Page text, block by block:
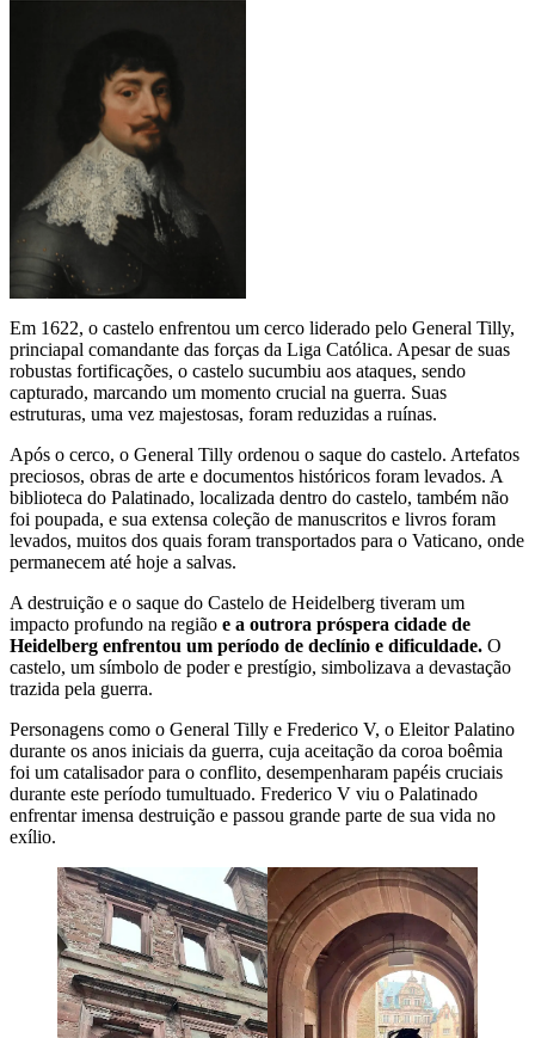
Em 1622, o castelo enfrentou um cerco liderado pelo General Tilly,
princiapal comandante das forças da Liga Católica. Apesar de suas
robustas fortificações, o castelo sucumbiu aos ataques, sendo
capturado, marcando um momento crucial na guerra. Suas
estruturas, uma vez majestosas, foram reduzidas a ruínas.
Após o cerco, o General Tilly ordenou o saque do castelo. Artefatos
preciosos, obras de arte e documentos históricos foram levados. A
biblioteca do Palatinado, localizada dentro do castelo, também não
foi poupada, e sua extensa coleção de manuscritos e livros foram
levados, muitos dos quais foram transportados para o Vaticano, onde
permanecem até hoje a salvas.
A destruição e o saque do Castelo de Heidelberg tiveram um
impacto profundo na região e a outrora próspera cidade de
Heidelberg enfrentou um período de declínio e dificuldade. O
castelo, um símbolo de poder e prestígio, simbolizava a devastação
trazida pela guerra.
Personagens como o General Tilly e Frederico V, o Eleitor Palatino
durante os anos iniciais da guerra, cuja aceitação da coroa boêmia
foi um catalisador para o conflito, desempenharam papéis cruciais
durante este período tumultuado. Frederico V viu o Palatinado
enfrentar imensa destruição e passou grande parte de sua vida no
exílio.